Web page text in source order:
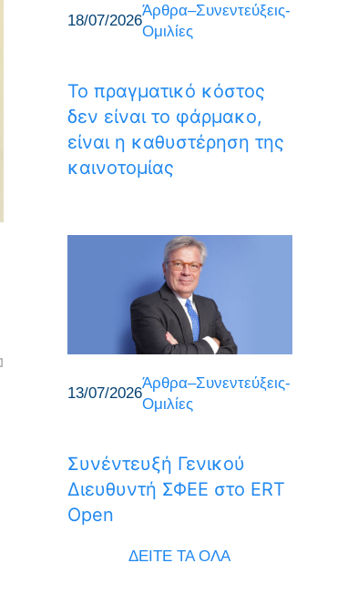
18/07/2026
Άρθρα–Συνεντεύξεις-
Ομιλίες
Το πραγματικό κόστος
δεν είναι το φάρμακο,
είναι η καθυστέρηση της
καινοτομίας
13/07/2026
Άρθρα–Συνεντεύξεις-
Ομιλίες
Συνέντευξή Γενικού
Διευθυντή ΣΦΕΕ στο ERT
Open
ΔΕΙΤΕ ΤΑ ΟΛΑ